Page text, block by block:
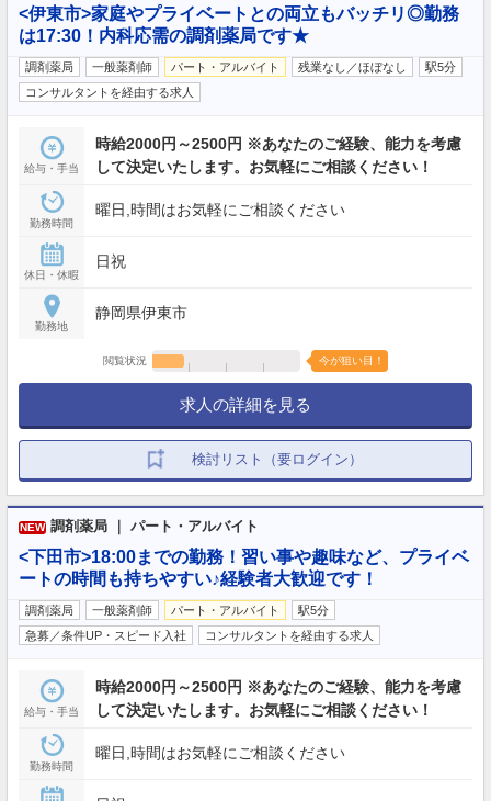
<伊東市>家庭やプライベートとの両立もバッチリ◎勤務
は17:30！内科応需の調剤薬局です★
調剤薬局 一般薬剤師 パート・アルバイト 残業なし／ほぼなし
駅5分
コンサルタントを経由する求人
給与・手当
時給2000円～2500円 ※あなたのご経験、能力を考慮
して決定いたします。お気軽にご相談ください！
勤務時間
曜日,時間はお気軽にご相談ください
休日・休暇
日祝
勤務地
静岡県伊東市
閲覧状況 今が狙い目！
求人の詳細を見る
検討リスト（要ログイン）
NEW 調剤薬局 ｜ パート・アルバイト
<下田市>18:00までの勤務！習い事や趣味など、プライベ
ートの時間も持ちやすい♪経験者大歓迎です！
調剤薬局 一般薬剤師 パート・アルバイト
駅5分
急募／条件UP・スピード入社
コンサルタントを経由する求人
給与・手当
時給2000円～2500円 ※あなたのご経験、能力を考慮
して決定いたします。お気軽にご相談ください！
勤務時間
曜日,時間はお気軽にご相談ください